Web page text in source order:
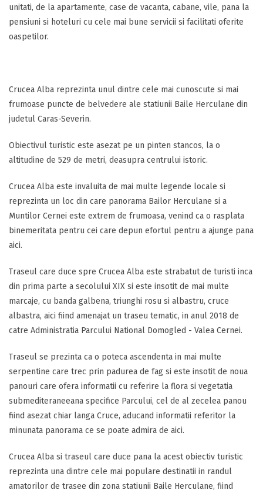
unitati, de la apartamente, case de vacanta, cabane, vile, pana la
pensiuni si hoteluri cu cele mai bune servicii si facilitati oferite
oaspetilor.
Crucea Alba reprezinta unul dintre cele mai cunoscute si mai
frumoase puncte de belvedere ale statiunii Baile Herculane din
judetul Caras-Severin.
Obiectivul turistic este asezat pe un pinten stancos, la o
altitudine de 529 de metri, deasupra centrului istoric.
Crucea Alba este invaluita de mai multe legende locale si
reprezinta un loc din care panorama Bailor Herculane si a
Muntilor Cernei este extrem de frumoasa, venind ca o rasplata
binemeritata pentru cei care depun efortul pentru a ajunge pana
aici.
Traseul care duce spre Crucea Alba este strabatut de turisti inca
din prima parte a secolului XIX si este insotit de mai multe
marcaje, cu banda galbena, triunghi rosu si albastru, cruce
albastra, aici fiind amenajat un traseu tematic, in anul 2018 de
catre Administratia Parcului National Domogled - Valea Cernei.
Traseul se prezinta ca o poteca ascendenta in mai multe
serpentine care trec prin padurea de fag si este insotit de noua
panouri care ofera informatii cu referire la flora si vegetatia
submediteraneeana specifice Parcului, cel de al zecelea panou
fiind asezat chiar langa Cruce, aducand informatii referitor la
minunata panorama ce se poate admira de aici.
Crucea Alba si traseul care duce pana la acest obiectiv turistic
reprezinta una dintre cele mai populare destinatii in randul
amatorilor de trasee din zona statiunii Baile Herculane, fiind